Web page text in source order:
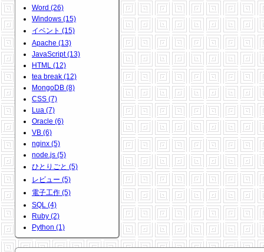
Word (26)
Windows (15)
イベント (15)
Apache (13)
JavaScript (13)
HTML (12)
tea break (12)
MongoDB (8)
CSS (7)
Lua (7)
Oracle (6)
VB (6)
nginx (5)
node.js (5)
ひとりごと (5)
レビュー (5)
電子工作 (5)
SQL (4)
Ruby (2)
Python (1)